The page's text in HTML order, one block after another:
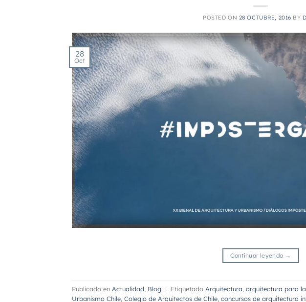
POSTED ON 28 OCTUBRE, 2016 BY
28
Oct
Continuar leyendo →
Publicado en Actualidad Blog | Etiquetado Arquitectura arquitectura para
Urbanismo Chile Colegio de Arquitectos de Chile concursos de arquitectura